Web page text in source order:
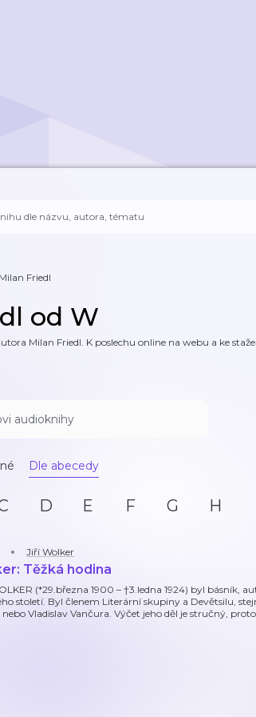
Milan Friedl
od W
Milan Friedl. K poslechu online na webu a ke
Dle abecedy
D E F G H
Jiří Wolker
Těžká hodina
(*29.března 1900 – †3.ledna 1924) byl básník,
století. Byl členem Literární skupiny a Devětsilu,
nebo Vladislav Vančura. Výčet jeho děl je stručný,